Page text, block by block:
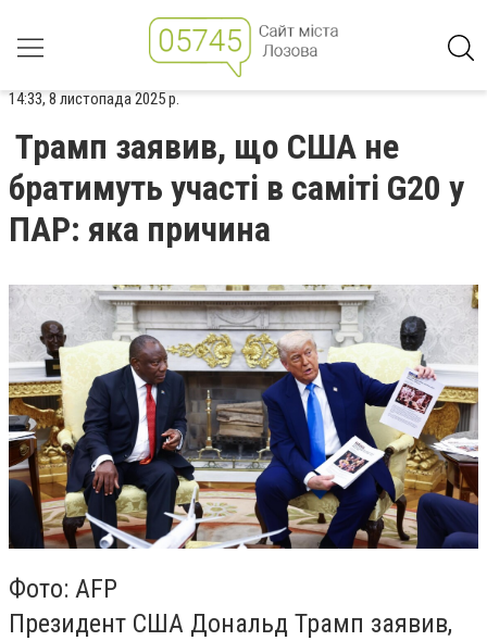
14:33, 8 листопада 2025 р.
Трамп заявив, що США не
братимуть участі в саміті G20 у
ПАР: яка причина
Фото: AFP
Президент США Дональд Трамп заявив,